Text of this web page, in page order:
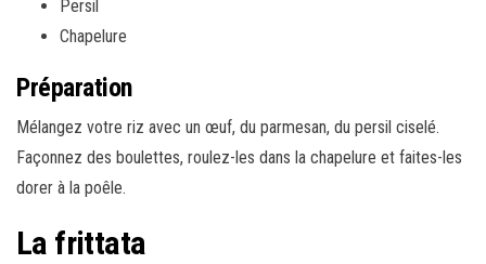
Persil
Chapelure
Préparation
Mélangez votre riz avec un œuf, du parmesan, du persil ciselé.
Façonnez des boulettes, roulez-les dans la chapelure et faites-les
dorer à la poêle.
La frittata